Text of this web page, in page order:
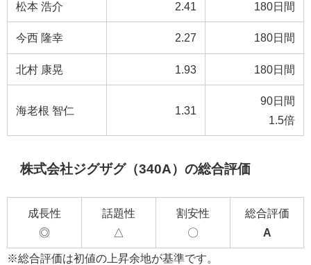
松本 浩介 2.41 180日間
今西 隆幸 2.27 180日間
北村 康晃 1.93 180日間
海老根 智仁 1.31
90日間
1.5倍
株式会社ジグザグ（340A）の総合評価
成長性
◎
話題性
△
割安性
〇
総合評価
A
※総合評価は初値の上昇余地が基準です。